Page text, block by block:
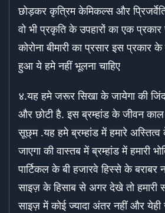
छोड़कर कृत्रिम केमिकल्स और
वो भी प्रकृति के उपहारों का एक
कोरोना बीमारी का प्रसार इस प्रकार
हुआ ये हमे नहीं भूलना चाहिए
४.यह हमे जरूर सिखा के जायेगा की
और छोटी है. इस ब्रम्हांड के जीवन
सूछ्म .यह हमे ब्रम्हांड में हमारे अस्तित्व
जाएगा की वास्तब में ब्रम्हांड में हमारी
पार्टिकल के बी हजारवे हिस्से के बराबर
साइज़ के हिसाब से अगर देखे तो हमारी
साइज़ में कोई ज्यादा अंतर नहीं और